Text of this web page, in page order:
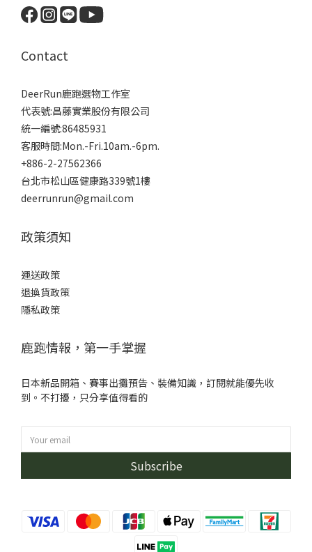
Contact
DeerRun鹿跑選物工作室
代表號:昌藤實業股份有限公司
統一編號:86485931
客服時間:Mon.-Fri.10am.-6pm.
+886-2-27562366
台北市松山區健康路339號1樓
deerrunrun@gmail.com
政策須知
運送政策
退換貨政策
隱私政策
鹿跑情報，第一手掌握
日本新品開箱、賽事出攤預告、裝備知識，訂閱就能優先收
到。不打擾，只分享值得看的
Subscribe